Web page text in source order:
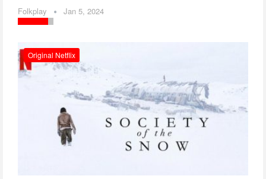
Folkplay Jan 5, 2024
Original Netflix